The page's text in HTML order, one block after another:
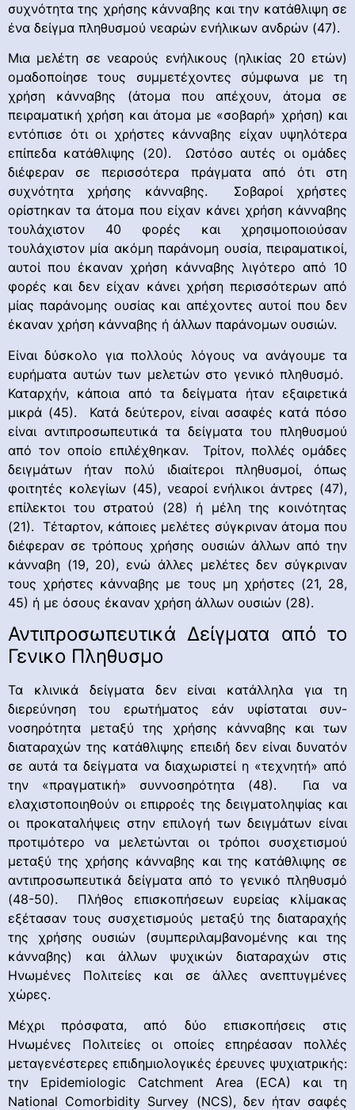
συχνότητα της χρήσης κάνναβης και την κατάθλιψη σε
ένα δείγμα πληθυσμού νεαρών ενήλικων ανδρών (47).
Μια μελέτη σε νεαρούς ενήλικους (ηλικίας 20 ετών)
ομαδοποίησε τους συμμετέχοντες σύμφωνα με τη
χρήση κάνναβης (άτομα που απέχουν, άτομα σε
πειραματική χρήση και άτομα με «σοβαρή» χρήση) και
εντόπισε ότι οι χρήστες κάνναβης είχαν υψηλότερα
επίπεδα κατάθλιψης (20). Ωστόσο αυτές οι ομάδες
διέφεραν σε περισσότερα πράγματα από ότι στη
συχνότητα χρήσης κάνναβης. Σοβαροί χρήστες
ορίστηκαν τα άτομα που είχαν κάνει χρήση κάνναβης
τουλάχιστον 40 φορές και χρησιμοποιούσαν
τουλάχιστον μία ακόμη παράνομη ουσία, πειραματικοί,
αυτοί που έκαναν χρήση κάνναβης λιγότερο από 10
φορές και δεν είχαν κάνει χρήση περισσότερων από
μίας παράνομης ουσίας και απέχοντες αυτοί που δεν
έκαναν χρήση κάνναβης ή άλλων παράνομων ουσιών.
Είναι δύσκολο για πολλούς λόγους να ανάγουμε τα
ευρήματα αυτών των μελετών στο γενικό πληθυσμό.
Καταρχήν, κάποια από τα δείγματα ήταν εξαιρετικά
μικρά (45). Κατά δεύτερον, είναι ασαφές κατά πόσο
είναι αντιπροσωπευτικά τα δείγματα του πληθυσμού
από τον οποίο επιλέχθηκαν. Τρίτον, πολλές ομάδες
δειγμάτων ήταν πολύ ιδιαίτεροι πληθυσμοί, όπως
φοιτητές κολεγίων (45), νεαροί ενήλικοι άντρες (47),
επίλεκτοι του στρατού (28) ή μέλη της κοινότητας
(21). Τέταρτον, κάποιες μελέτες σύγκριναν άτομα που
διέφεραν σε τρόπους χρήσης ουσιών άλλων από την
κάνναβη (19, 20), ενώ άλλες μελέτες δεν σύγκριναν
τους χρήστες κάνναβης με τους μη χρήστες (21, 28,
45) ή με όσους έκαναν χρήση άλλων ουσιών (28).
Αντιπροσωπευτικά Δείγματα από το
Γενικο Πληθυσμο
Τα κλινικά δείγματα δεν είναι κατάλληλα για τη
διερεύνηση του ερωτήματος εάν υφίσταται συν-
νοσηρότητα μεταξύ της χρήσης κάνναβης και των
διαταραχών της κατάθλιψης επειδή δεν είναι δυνατόν
σε αυτά τα δείγματα να διαχωριστεί η «τεχνητή» από
την «πραγματική» συννοσηρότητα (48). Για να
ελαχιστοποιηθούν οι επιρροές της δειγματοληψίας και
οι προκαταλήψεις στην επιλογή των δειγμάτων είναι
προτιμότερο να μελετώνται οι τρόποι συσχετισμού
μεταξύ της χρήσης κάνναβης και της κατάθλιψης σε
αντιπροσωπευτικά δείγματα από το γενικό πληθυσμό
(48-50). Πλήθος επισκοπήσεων ευρείας κλίμακας
εξέτασαν τους συσχετισμούς μεταξύ της διαταραχής
της χρήσης ουσιών (συμπεριλαμβανομένης και της
κάνναβης) και άλλων ψυχικών διαταραχών στις
Ηνωμένες Πολιτείες και σε άλλες ανεπτυγμένες
χώρες.
Μέχρι πρόσφατα, από δύο επισκοπήσεις στις
Ηνωμένες Πολιτείες οι οποίες επηρέασαν πολλές
μεταγενέστερες επιδημιολογικές έρευνες ψυχιατρικής:
την Epidemiologic Catchment Area (ECA) και τη
National Comorbidity Survey (NCS), δεν ήταν σαφές